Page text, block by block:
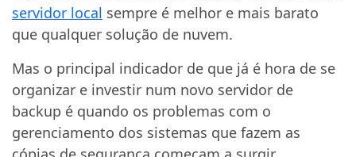
servidor local sempre é melhor e mais barato
que qualquer solução de nuvem.
Mas o principal indicador de que já é hora de se
organizar e investir num novo servidor de
backup é quando os problemas com o
gerenciamento dos sistemas que fazem as